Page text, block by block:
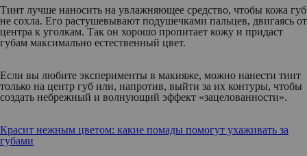
Тинт лучше наносить на увлажняющее средство, чтобы кожа губ
не сохла. Его растушевывают подушечками пальцев, двигаясь от
центра к уголкам. Так он хорошо пропитает кожу и придаст
губам максимально естественный цвет.
Если вы любите эксперименты в макияже, можно нанести тинт
только на центр губ или, напротив, выйти за их контуры, чтобы
создать небрежный и волнующий эффект «зацелованности».
Красит нежным цветом: какие помады помогут ухаживать за
губами